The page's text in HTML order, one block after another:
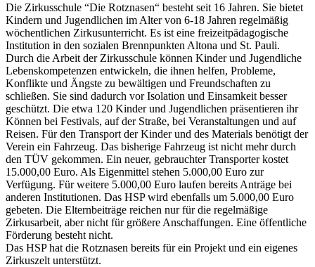
Die Zirkusschule “Die Rotznasen“ besteht seit 16 Jahren. Sie bietet
Kindern und Jugendlichen im Alter von 6-18 Jahren regelmäßig
wöchentlichen Zirkusunterricht. Es ist eine freizeitpädagogische
Institution in den sozialen Brennpunkten Altona und St. Pauli.
Durch die Arbeit der Zirkusschule können Kinder und Jugendliche
Lebenskompetenzen entwickeln, die ihnen helfen, Probleme,
Konflikte und Ängste zu bewältigen und Freundschaften zu
schließen. Sie sind dadurch vor Isolation und Einsamkeit besser
geschützt. Die etwa 120 Kinder und Jugendlichen präsentieren ihr
Können bei Festivals, auf der Straße, bei Veranstaltungen und auf
Reisen. Für den Transport der Kinder und des Materials benötigt der
Verein ein Fahrzeug. Das bisherige Fahrzeug ist nicht mehr durch
den TÜV gekommen. Ein neuer, gebrauchter Transporter kostet
15.000,00 Euro. Als Eigenmittel stehen 5.000,00 Euro zur
Verfügung. Für weitere 5.000,00 Euro laufen bereits Anträge bei
anderen Institutionen. Das HSP wird ebenfalls um 5.000,00 Euro
gebeten. Die Elternbeiträge reichen nur für die regelmäßige
Zirkusarbeit, aber nicht für größere Anschaffungen. Eine öffentliche
Förderung besteht nicht.
Das HSP hat die Rotznasen bereits für ein Projekt und ein eigenes
Zirkuszelt unterstützt.